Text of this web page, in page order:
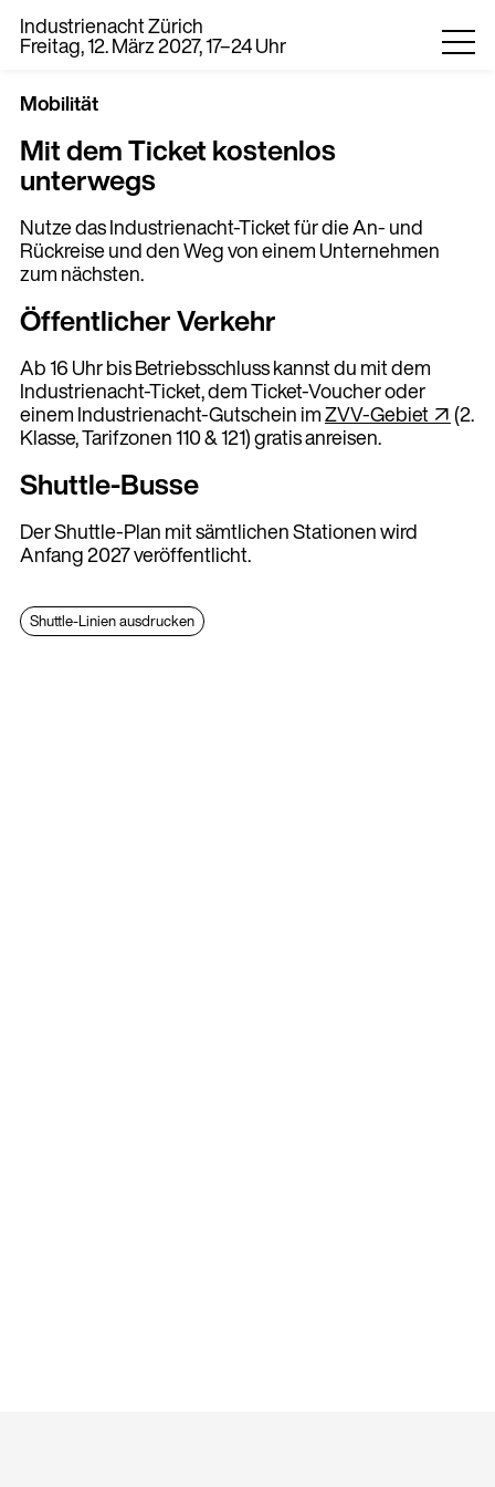
Industrienacht Zürich
Freitag, 12. März 2027, 17–24 Uhr
0
ENDE
Mobilität
Mit dem Ticket kostenlos
unterwegs
Nutze das Industrienacht-Ticket für die An- und
Rückreise und den Weg von einem Unternehmen
zum nächsten.
Öffentlicher Verkehr
Ab 16 Uhr bis Betriebsschluss kannst du mit dem
Industrienacht-Ticket, dem Ticket-Voucher oder
einem Industrienacht-Gutschein imZVV-Gebiet ↗ (2.
Klasse, Tarifzonen 110 & 121) gratis anreisen.
Shuttle-Busse
Der Shuttle-Plan mit sämtlichen Stationen wird
Anfang 2027 veröffentlicht.
Shuttle-Linien ausdrucken